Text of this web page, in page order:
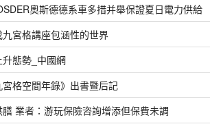
奧斯德德系車多措并舉保證夏日電力供給
九宮格講座包涵性的世界
態勢_中國網
格空間年錄》出書暨后記
業者：游玩保險咨詢增添但保費未調